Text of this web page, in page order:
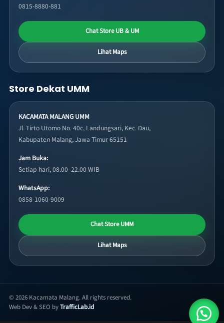
0815-8880-881
Chat Store UB & UM
Lihat Maps
Store Dekat UMM
KACAMATA MALANG UMM
Jl. Tirto Utomo No. 40c, Landungsari, Kec. Dau,
Kabupaten Malang, Jawa Timur 65151
Jam Buka:
Setiap hari, 08.00–22.00 WIB
WhatsApp:
0858-1060-9009
Chat Store UMM
Lihat Maps
© 2026 Kacamata Malang. All rights reserved.
Web Dev & SEO byTrafficLab.id